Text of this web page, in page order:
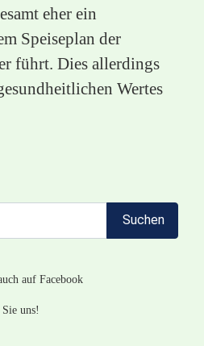
eher ein
Speiseplan der
führt. Dies allerdings
Wertes
Suchen
auf Facebook
uns!